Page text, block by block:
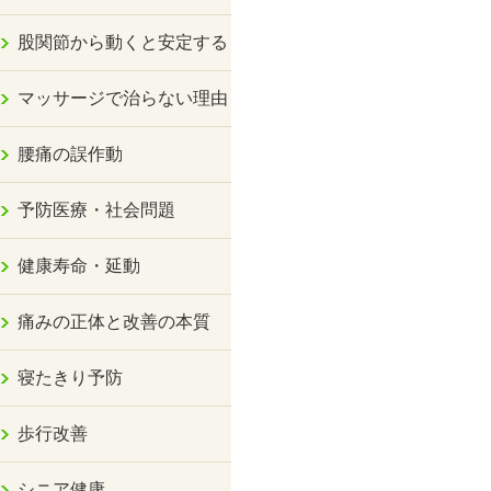
股関節から動くと安定する
マッサージで治らない理由
腰痛の誤作動
予防医療・社会問題
健康寿命・延動
痛みの正体と改善の本質
寝たきり予防
歩行改善